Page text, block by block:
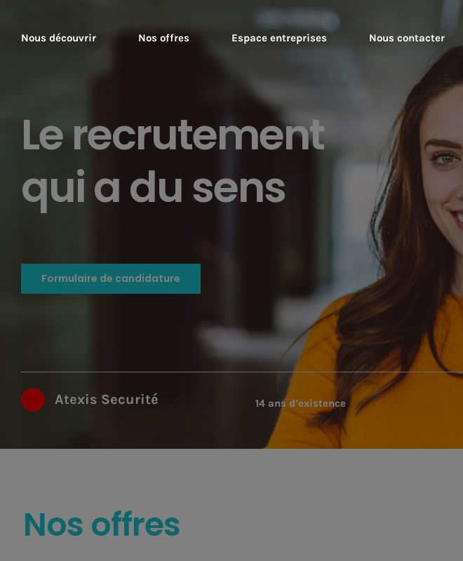
Nous découvrir Nos offres Espace entreprises Nous contacter
Le recrutement
qui a du sens
Formulaire de candidature
Atexis Securité 14 ans d’existence
Nos offres